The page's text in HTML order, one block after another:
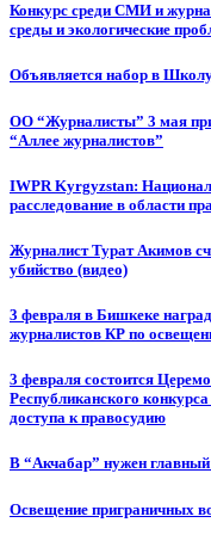
Конкурс среди СМИ и
среды и экологические
Объявляется набор в
ОО “Журналисты” 3 мая
“Аллее журналистов”
IWPR Kyrgyzstan:
расследование в области
Журналист Турат Акимов
убийство (видео)
3 февраля в Бишкеке
журналистов КР по
3 февраля состоится
Республиканского
доступа к правосудию
В “Акчабар” нужен главный
Освещение приграничных